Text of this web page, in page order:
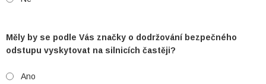
Měly by se podle Vás značky o dodržování bezpečného
odstupu vyskytovat na silnicích častěji?
Ano